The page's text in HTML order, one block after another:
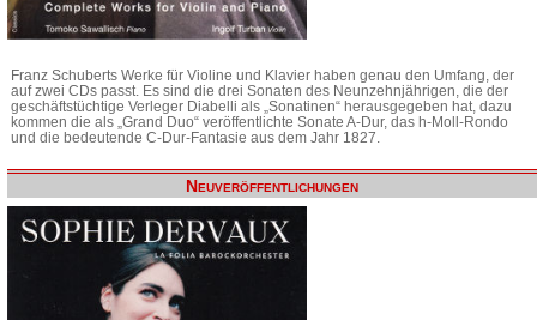
Franz Schuberts Werke für Violine und Klavier haben genau den Umfang, der
auf zwei CDs passt. Es sind die drei Sonaten des Neunzehnjährigen, die der
geschäftstüchtige Verleger Diabelli als „Sonatinen“ herausgegeben hat, dazu
kommen die als „Grand Duo“ veröffentlichte Sonate A-Dur, das h-Moll-Rondo
und die bedeutende C-Dur-Fantasie aus dem Jahr 1827.
Neuveröffentlichungen